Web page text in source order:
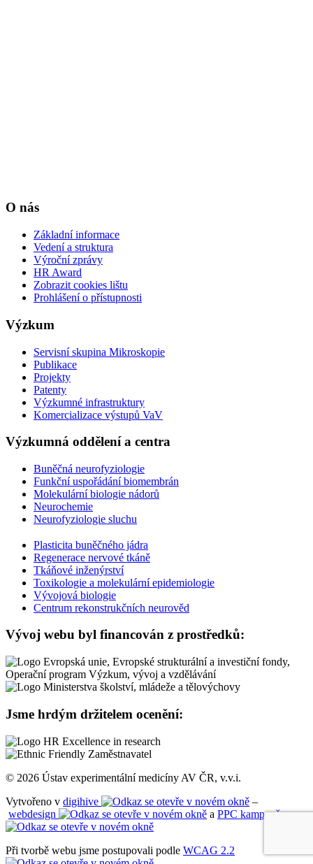
O nás
Základní informace
Vedení a struktura
Výroční zprávy
HR Award
Zobrazit cookies lištu
Prohlášení o přístupnosti
Výzkum
Servisní skupina Mikroskopie
Publikace
Projekty
Patenty
Výzkumné infrastruktury
Komercializace výstupů VaV
Výzkumná oddělení a centra
Buněčná neurofyziologie
Funkční uspořádání biomembrán
Molekulární biologie nádorů
Neurochemie
Neurofyziologie sluchu
Plasticita buněčného jádra
Regenerace nervové tkáně
Tkáňové inženýrství
Toxikologie a molekulární epidemiologie
Vývojová biologie
Centrum rekonstrukčních neurověd
Vývoj webu byl financován z prostředků:
Jsme hrdým držitelem ocenění:
© 2026 Ústav experimentální medicíny AV ČR, v.v.i.
Vytvořeno v digihive
–
webdesign
a PPC kampaně
Při tvorbě webu jsme postupovali podle WCAG 2.2